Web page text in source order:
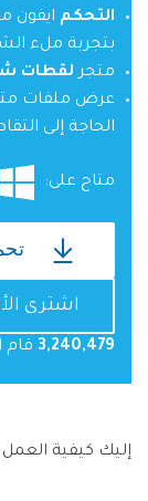
التحكم ايفون
بتجربة ملء
متجرلقطات
عرض ملفات
الحاجة إلى
متاح على:
اشترى
3,240,479 قام
إليك كيفية العمل